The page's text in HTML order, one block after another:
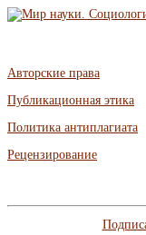
Авторские права
Публикационная этика
Политика антиплагиата
Рецензирование